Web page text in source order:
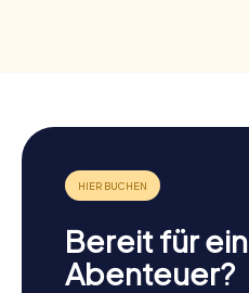
Bereit für ein
Abenteuer?